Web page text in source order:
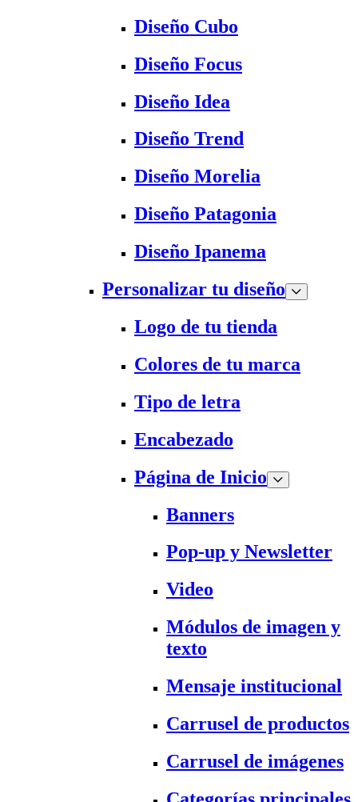
Diseño Cubo
Diseño Focus
Diseño Idea
Diseño Trend
Diseño Morelia
Diseño Patagonia
Diseño Ipanema
Personalizar tu diseño
Logo de tu tienda
Colores de tu marca
Tipo de letra
Encabezado
Página de Inicio
Banners
Pop-up y Newsletter
Video
Módulos de imagen y
texto
Mensaje institucional
Carrusel de productos
Carrusel de imágenes